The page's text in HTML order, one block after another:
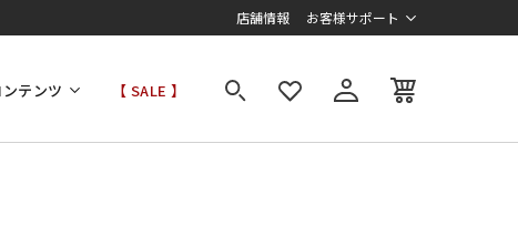
店舗情報 お客様サポート
テンツ 【 SALE 】